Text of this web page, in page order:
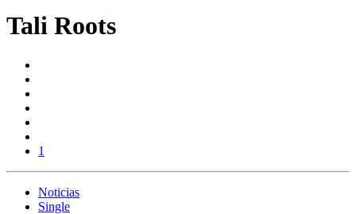
Tali Roots
1
Noticias
Single